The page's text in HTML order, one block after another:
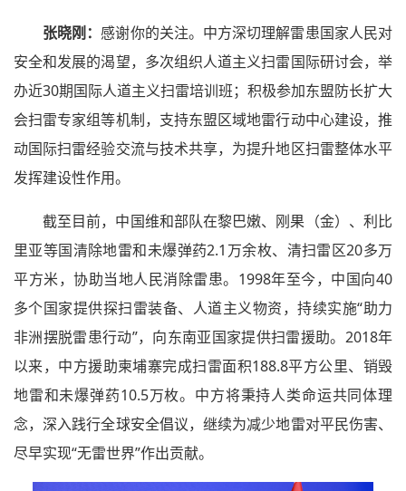
张晓刚：感谢你的关注。中方深切理解雷患国家人民对
安全和发展的渴望，多次组织人道主义扫雷国际研讨会，举
办近30期国际人道主义扫雷培训班；积极参加东盟防长扩大
会扫雷专家组等机制，支持东盟区域地雷行动中心建设，推
动国际扫雷经验交流与技术共享，为提升地区扫雷整体水平
发挥建设性作用。
截至目前，中国维和部队在黎巴嫩、刚果（金）、利比
里亚等国清除地雷和未爆弹药2.1万余枚、清扫雷区20多万
平方米，协助当地人民消除雷患。1998年至今，中国向40
多个国家提供探扫雷装备、人道主义物资，持续实施“助力
非洲摆脱雷患行动”，向东南亚国家提供扫雷援助。2018年
以来，中方援助柬埔寨完成扫雷面积188.8平方公里、销毁
地雷和未爆弹药10.5万枚。中方将秉持人类命运共同体理
念，深入践行全球安全倡议，继续为减少地雷对平民伤害、
尽早实现“无雷世界”作出贡献。